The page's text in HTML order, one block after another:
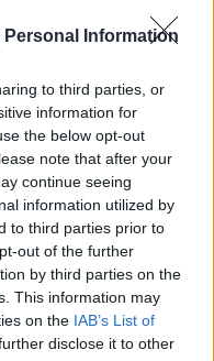
Personal Information
to third parties, or
information for
the below opt-out
note that after your
continue seeing
information utilized by
to third parties prior to
out of the further
by third parties on the
This information may
on the IAB’s List of
disclose it to other
a dificuldade de
Na sua visão,
enquanto o stress
de cortisol e
ressalta que não há
provoque mudanças
observada,
processo
em
2026”
ATP com
Van Assche
2026
decorreu entre os
Ténis do Estoril, em